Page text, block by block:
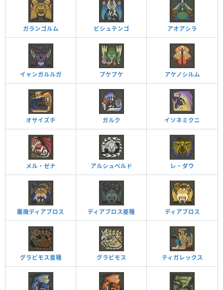
ガランゴルム ビシュテンゴ アオアシラ
イャンガルルガ プケプケ アケノシルム
オサイズチ ガルク イソネミクニ
メル・ゼナ アルシュベルド レ・ダウ
鏖魔ディアブロス ディアブロス亜種 ディアブロス
グラビモス亜種 グラビモス ティガレックス